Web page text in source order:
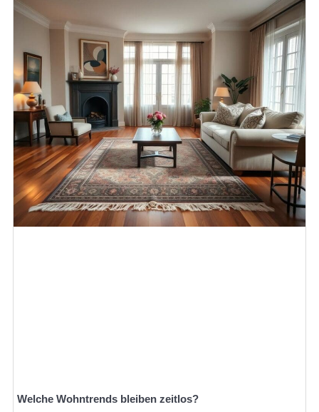
Welche Wohntrends bleiben zeitlos?